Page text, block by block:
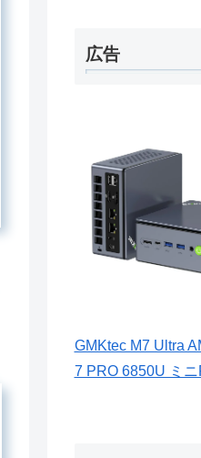
広告
GMKtec M7 Ultra
7 PRO 6850U ミニ